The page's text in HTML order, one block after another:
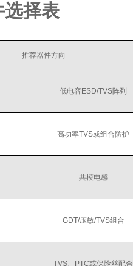
选择表
推荐器件方向
低电容ESD/TVS阵列
高功率TVS或组合防护
共模电感
GDT/压敏/TVS组合
TVS、PTC或保险丝配合